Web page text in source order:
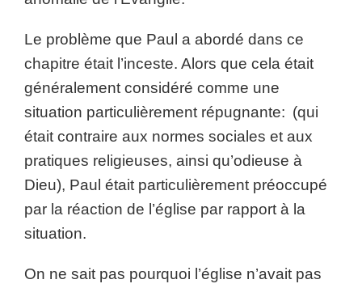
Le problème que Paul a abordé dans ce
chapitre était l’inceste. Alors que cela était
généralement considéré comme une
situation particulièrement répugnante: (qui
était contraire aux normes sociales et aux
pratiques religieuses, ainsi qu’odieuse à
Dieu), Paul était particulièrement préoccupé
par la réaction de l’église par rapport à la
situation.
On ne sait pas pourquoi l’église n’avait pas